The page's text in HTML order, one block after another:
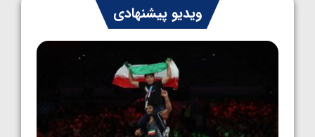
ایران چشم به راه چهار مدال در پنج وزن دوم
کشتی فرنگی نوجوانان جهان
1405/05/06
ویدیو پیشنهادی